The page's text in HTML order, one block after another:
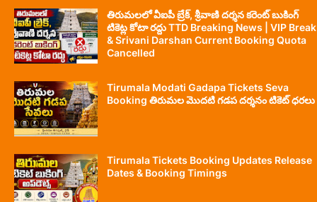
తిరుమలలో వీఐపీ బ్రేక్, శ్రీవాణి దర్శన కరెంట్ బుకింగ్
టికెట్ల కోటా రద్దు TTD Breaking News | VIP Break
& Srivani Darshan Current Booking Quota
Cancelled
Tirumala Modati Gadapa Tickets Seva
Booking తిరుమల మొదటి గడప దర్శనం టికెట్ ధరలు
Tirumala Tickets Booking Updates Release
Dates & Booking Timings